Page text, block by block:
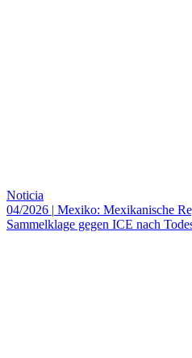
Noticia
04/2026 | Mexiko: Mexikanische
Sammelklage gegen ICE nach